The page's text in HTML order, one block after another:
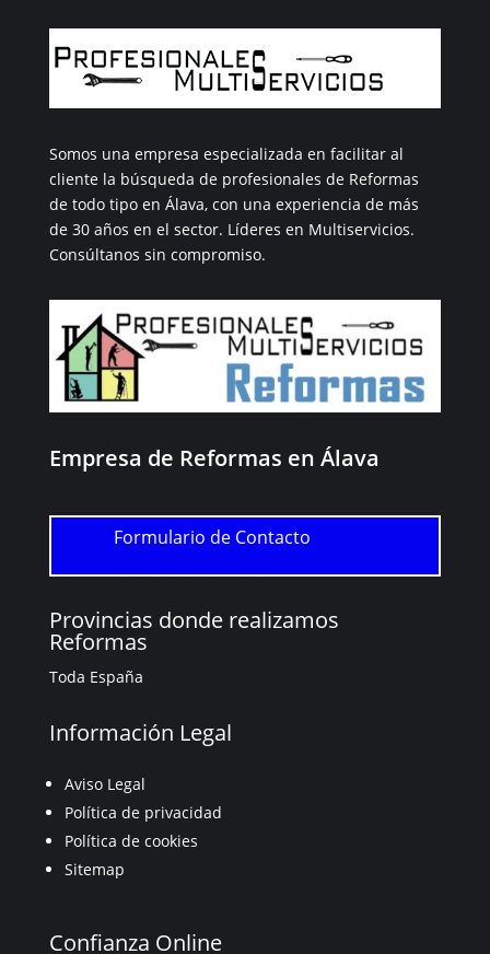
Somos una empresa especializada en facilitar al
cliente la búsqueda de profesionales de Reformas
de todo tipo en Álava, con una experiencia de más
de 30 años en el sector. Líderes en Multiservicios.
Consúltanos sin compromiso.
Empresa de Reformas en Álava
Formulario de Contacto
Provincias donde realizamos
Reformas
Toda España
Información Legal
Aviso Legal
Política de privacidad
Política de cookies
Sitemap
Confianza Online